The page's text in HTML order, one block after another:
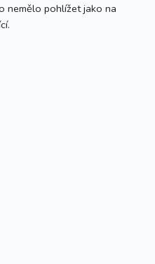
nemělo pohlížet jako na